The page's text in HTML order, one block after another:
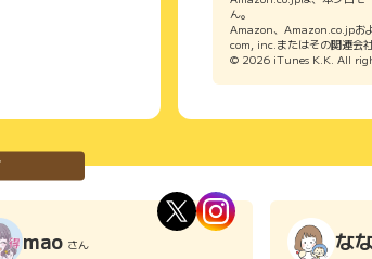
ん。
Amazon、Amazon.co.jpお
com, inc.またはその関連会
© 2026 iTunes K.K. All
mao さん な